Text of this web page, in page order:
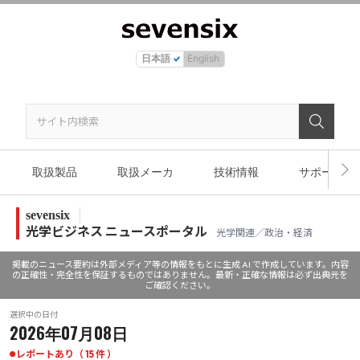
日本語 English
取扱製品 取扱メーカ 技術情報 サポート
sevensix
光学ビジネス ニュースポータル 光学関連／政治・経済
掲載のニュース要約は外部メディア等の情報をもとに生成 AI で作成しています。内容
の正確性・完全性を保証するものではありません。最新・正確な情報は必ず出典元を
ご確認ください。
選択中の日付
2026年07月08日
レポートあり（ 15 件 ）